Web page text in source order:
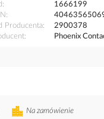
1666199
Producenta
2900378
Phoenix
Na zamówienie